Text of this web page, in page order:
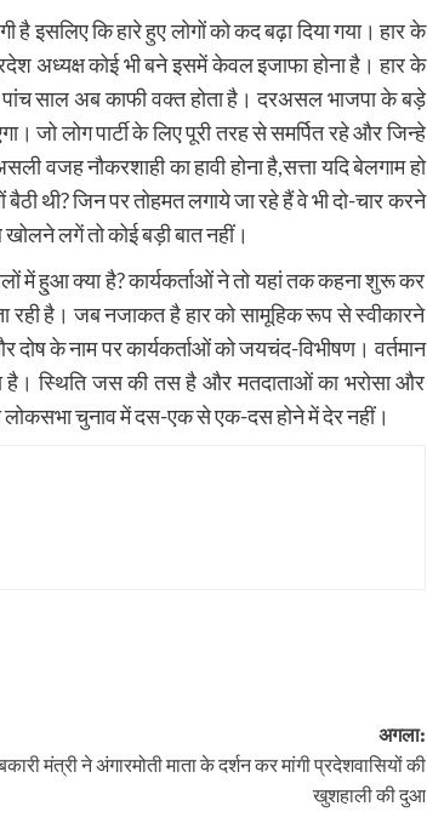
है इसलिए कि हारे हुए लोगों को कद बढ़ा दिया गया। हार के
अध्यक्ष कोई भी बने इसमें केवल इजाफा होना है। हार के
पांच साल अब काफी वक्त होता है। दरअसल भाजपा के बड़े
जो लोग पार्टी के लिए पूरी तरह से समर्पित रहे और जिन्हे
नौकरशाही का हावी होना है,सत्ता यदि बेलगाम हो
थी? जिन पर तोहमत लगाये जा रहे हैं वे भी दो-चार करने
लगें तो कोई बड़ी बात नहीं।
में हु्आ क्या है? कार्यकर्ताओं ने तो यहां तक कहना शुरू कर
रही है। जब नजाकत है हार को सामूहिक रूप से स्वीकारने
के नाम पर कार्यकर्ताओं को जयचंद-विभीषण। वर्तमान
है। स्थिति जस की तस है और मतदाताओं का भरोसा और
चुनाव में दस-एक से एक-दस होने में देर नहीं।
अगला:
मंत्री ने अंगारमोती माता के दर्शन कर मांगी प्रदेशवासियों की
खुशहाली की दुआ